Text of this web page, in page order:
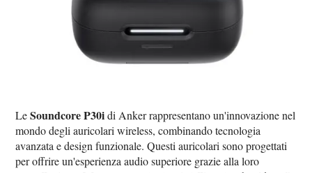
LeSoundcore P30idi Anker rappresentano un'innovazione nel
mondo degli auricolari wireless, combinando tecnologia
avanzata e design funzionale. Questi auricolari sono progettati
per offrire un'esperienza audio superiore grazie alla loro